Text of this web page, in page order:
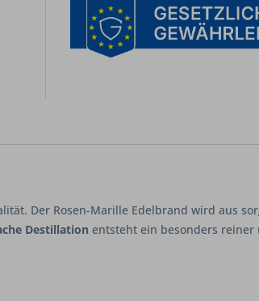
Der Rosen-Marille Edelbrand wird aus
Destillation entsteht ein besonders reiner